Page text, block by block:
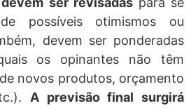
possíveis otimismos ou
devem ser ponderadas
os opinantes não têm
novos produtos, orçamento
A previsão final surgirá